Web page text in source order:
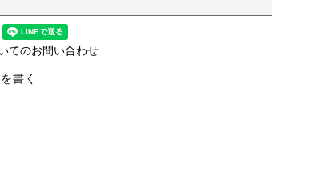
てのお問い合わせ
書く